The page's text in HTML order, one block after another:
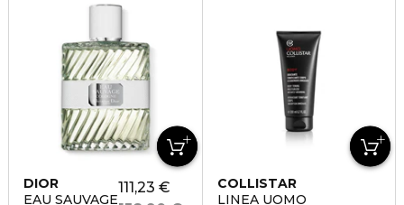
DIOR
EAU SAUVAGE
111,23 €
COLLISTAR
LINEA UOMO